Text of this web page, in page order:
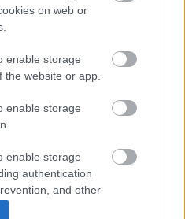
on web or
enable storage
the website or app.
enable storage
enable storage
authentication
and other
az adott csatornát.
5,6 százalékos AMR-t
a teljes lakosság több
nagyon kiemelkedő,
Ez az 5.6 százalékos
a magyar reggeli
az utóbbi 16 évben